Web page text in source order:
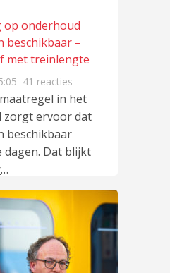
op onderhoud
beschikbaar –
met treinlengte
41 reacties
in het
ervoor dat
beschikbaar
Dat blijkt
…